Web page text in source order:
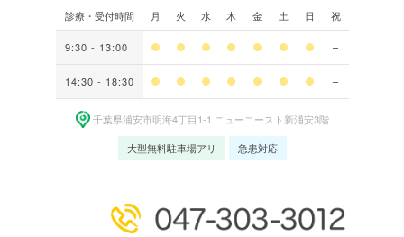
診療・受付時間 月 火 水 木 金 土 日 祝
9:30 - 13:00
14:30 - 18:30
千葉県浦安市明海4丁⽬1-1 ニューコースト新浦安3階
大型無料駐車場アリ 急患対応